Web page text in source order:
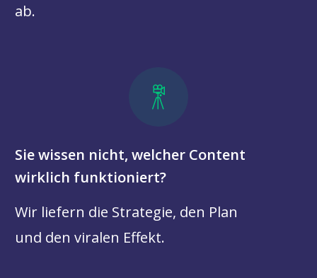
ab.
Sie wissen nicht, welcher Content
wirklich funktioniert?
Wir liefern die Strategie, den Plan
und den viralen Effekt.